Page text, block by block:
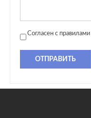
Согласен с правилами
ОТПРАВИТЬ